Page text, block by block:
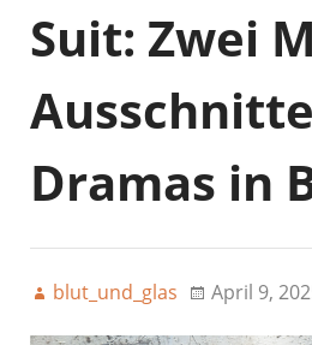
Suit: Zwei
Dramas in
blut_und_glas April 9,